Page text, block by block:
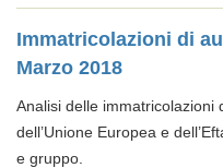
Immatricolazioni di
Marzo 2018
Analisi delle immatricolazioni
dell’Unione Europea e
e gruppo.